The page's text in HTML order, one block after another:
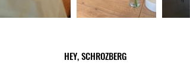
HEY, SCHROZBERG